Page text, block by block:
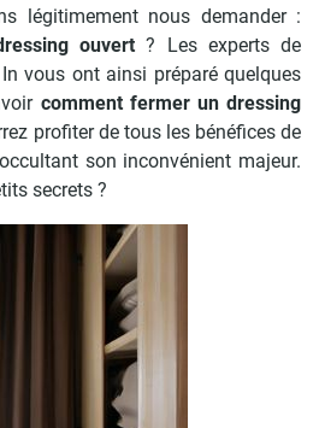
légitimement nous demander :
ouvert ? Les experts de
vous ont ainsi préparé quelques
comment fermer un dressing
profiter de tous les bénéfices de
son inconvénient majeur.
secrets ?